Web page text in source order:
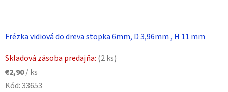
Frézka vidiová do dreva stopka 6mm, D 3,96mm , H 11 mm
Skladová zásoba predajňa: (2 ks)
€2,90/ ks
Kód: 33653